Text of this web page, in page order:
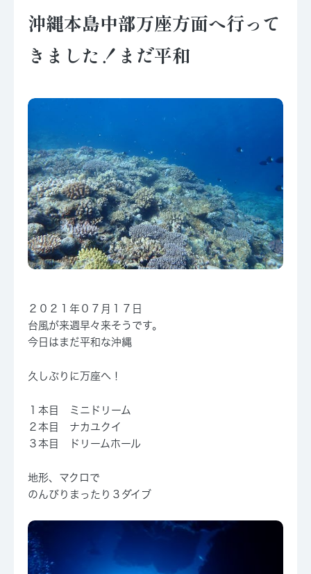
沖縄本島中部万座方面へ行って
きました！まだ平和
２０２１年０７月１７日
台風が来週早々来そうです。
今日はまだ平和な沖縄
久しぶりに万座へ！
１本目 ミニドリーム
２本目 ナカユクイ
３本目 ドリームホール
地形、マクロで
のんびりまったり３ダイブ